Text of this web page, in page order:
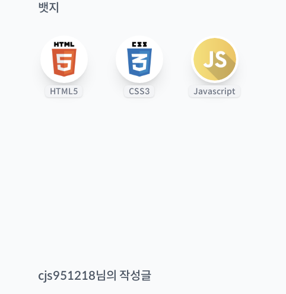
뱃지
HTML5 CSS3 Javascript
cjs951218님의 작성글